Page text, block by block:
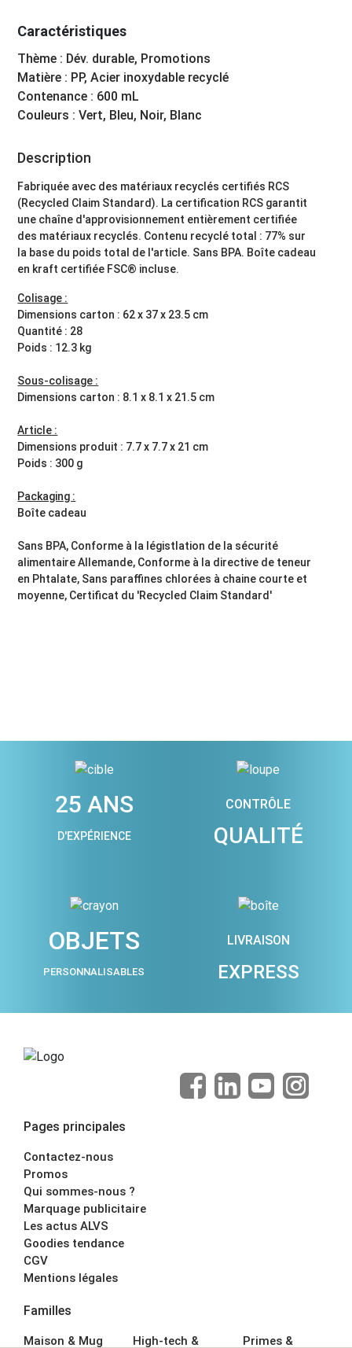
Caractéristiques
Thème : Dév. durable, Promotions
Matière : PP, Acier inoxydable recyclé
Contenance : 600 mL
Couleurs : Vert, Bleu, Noir, Blanc
Description
Fabriquée avec des matériaux recyclés certifiés RCS
(Recycled Claim Standard). La certification RCS garantit
une chaîne d'approvisionnement entièrement certifiée
des matériaux recyclés. Contenu recyclé total : 77% sur
la base du poids total de l'article. Sans BPA. Boîte cadeau
en kraft certifiée FSC® incluse.
Colisage :
Dimensions carton : 62 x 37 x 23.5 cm
Quantité : 28
Poids : 12.3 kg
Sous-colisage :
Dimensions carton : 8.1 x 8.1 x 21.5 cm
Article :
Dimensions produit : 7.7 x 7.7 x 21 cm
Poids : 300 g
Packaging :
Boîte cadeau
Sans BPA, Conforme à la légistlation de la sécurité
alimentaire Allemande, Conforme à la directive de teneur
en Phtalate, Sans paraffines chlorées à chaine courte et
moyenne, Certificat du 'Recycled Claim Standard'
25 ANS
D'EXPÉRIENCE
CONTRÔLE
QUALITÉ
OBJETS
PERSONNALISABLES
LIVRAISON
EXPRESS
Pages principales
Contactez-nous
Promos
Qui sommes-nous ?
Marquage publicitaire
Les actus ALVS
Goodies tendance
CGV
Mentions légales
Familles
Maison & Mug High-tech & Primes &